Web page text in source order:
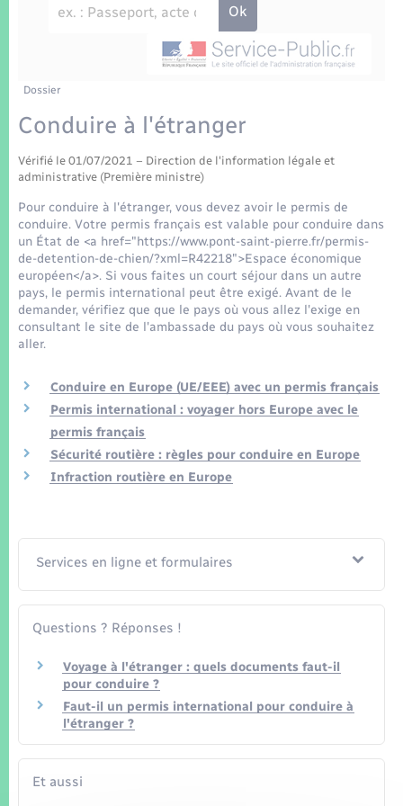
Etat-civil - Papiers - Citoyenneté
Parrainage civil
Loisirs
Nouvel habitant
Numérique
Organisation d’événement
Seniors
Transports
Transports scolaires
Travaux - Autorisation d’occupation de l’espace
Plan interactif
Présentation de la commune
Patrimoine – Histoire
Publications
La Communauté de communes
Dossier
Conduire à l'étranger
Vérifié le 01/07/2021 – Direction de l'information légale et
administrative (Première ministre)
Pour conduire à l'étranger, vous devez avoir le permis de
conduire. Votre permis français est valable pour conduire dans
un État de <a href="https://www.pont-saint-pierre.fr/permis-
de-detention-de-chien/?xml=R42218">Espace économique
européen</a>. Si vous faites un court séjour dans un autre
pays, le permis international peut être exigé. Avant de le
demander, vérifiez que que le pays où vous allez l'exige en
consultant le site de l'ambassade du pays où vous souhaitez
aller.
Conduire en Europe (UE/EEE) avec un permis français
Permis international : voyager hors Europe avec le
permis français
Sécurité routière : règles pour conduire en Europe
Infraction routière en Europe
Services en ligne et formulaires
Questions ? Réponses !
Voyage à l'étranger : quels documents faut-il
pour conduire ?
Faut-il un permis international pour conduire à
l'étranger ?
Et aussi